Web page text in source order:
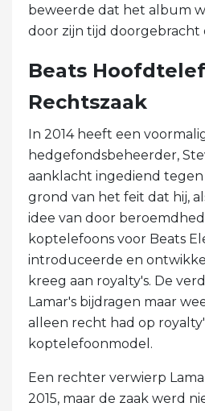
beweerde dat het album
door zijn tijd doorgebracht
Beats
Rechtszaak
In 2014 heeft een
hedgefondsbeheerder,
aanklacht ingediend tegen
grond van het feit dat hij,
idee van door
koptelefoons voor Beats
introduceerde en
kreeg aan royalty's. De
Lamar's bijdragen maar
alleen recht had op
koptelefoonmodel.
Een rechter verwierp
2015, maar de zaak werd